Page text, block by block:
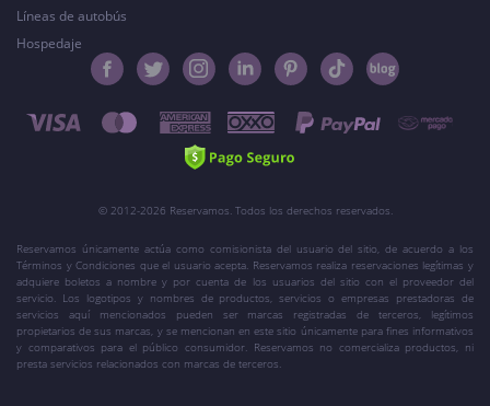
Líneas de autobús
Hospedaje
© 2012-2026 Reservamos. Todos los derechos reservados.
Reservamos únicamente actúa como comisionista del usuario del sitio, de acuerdo a los
Términos y Condiciones que el usuario acepta. Reservamos realiza reservaciones legítimas y
adquiere boletos a nombre y por cuenta de los usuarios del sitio con el proveedor del
servicio. Los logotipos y nombres de productos, servicios o empresas prestadoras de
servicios aquí mencionados pueden ser marcas registradas de terceros, legítimos
propietarios de sus marcas, y se mencionan en este sitio únicamente para fines informativos
y comparativos para el público consumidor. Reservamos no comercializa productos, ni
presta servicios relacionados con marcas de terceros.